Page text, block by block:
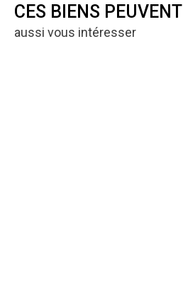
CES BIENS PEUVENT
aussi vous intéresser